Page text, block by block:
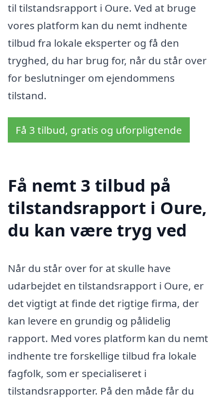
til tilstandsrapport i Oure. Ved at bruge
vores platform kan du nemt indhente
tilbud fra lokale eksperter og få den
tryghed, du har brug for, når du står over
for beslutninger om ejendommens
tilstand.
Få 3 tilbud, gratis og uforpligtende
Få nemt 3 tilbud på
tilstandsrapport i Oure,
du kan være tryg ved
Når du står over for at skulle have
udarbejdet en tilstandsrapport i Oure, er
det vigtigt at finde det rigtige firma, der
kan levere en grundig og pålidelig
rapport. Med vores platform kan du nemt
indhente tre forskellige tilbud fra lokale
fagfolk, som er specialiseret i
tilstandsrapporter. På den måde får du